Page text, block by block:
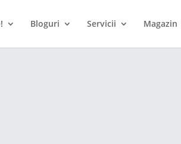
Bloguri Servicii Magazin